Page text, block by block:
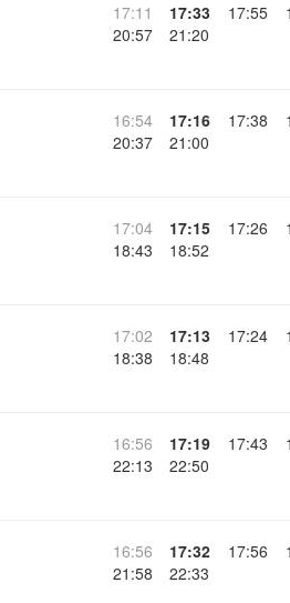
17:11 17:33 17:55
20:57
21:20
16:54 17:16 17:38
20:37
21:00
17:04 17:15 17:26
18:43
18:52
17:02 17:13 17:24
18:38
18:48
16:56 17:19 17:43
22:13
22:50
16:56 17:32 17:56
21:58
22:33